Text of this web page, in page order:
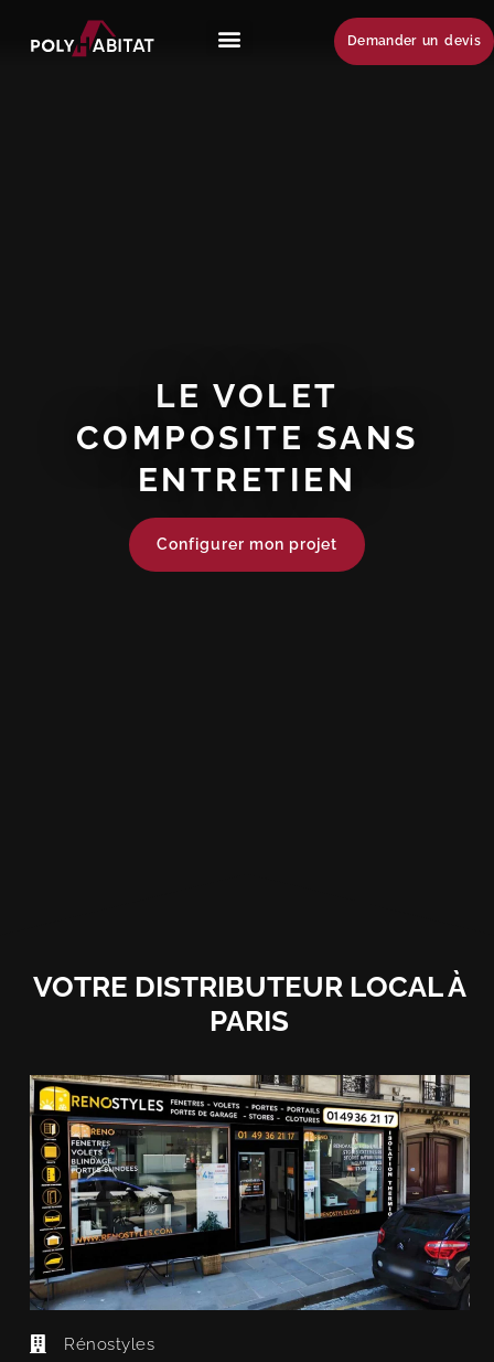
Demander un devis
LE VOLET
COMPOSITE SANS
ENTRETIEN
Configurer mon projet
VOTRE DISTRIBUTEUR LOCAL À
PARIS
Rénostyles